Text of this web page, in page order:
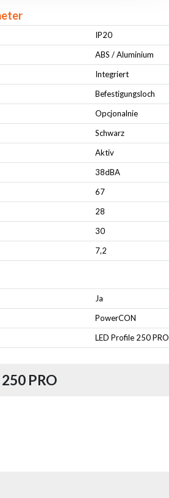
IP20
ABS / Aluminium
Integriert
Befestigungsloch
Opcjonalnie
Schwarz
Aktiv
38dBA
67
28
30
7,2
Ja
PowerCON
LED Profile 250 PRO
PRO